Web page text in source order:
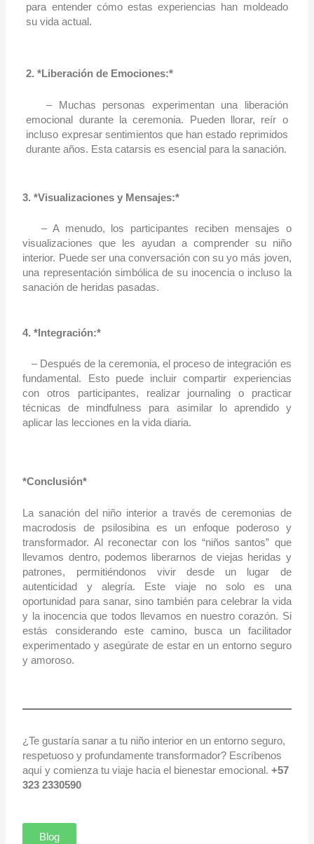
para entender cómo estas experiencias han moldeado
su vida actual.
2. *Liberación de Emociones:*
– Muchas personas experimentan una liberación
emocional durante la ceremonia. Pueden llorar, reír o
incluso expresar sentimientos que han estado reprimidos
durante años. Esta catarsis es esencial para la sanación.
3. *Visualizaciones y Mensajes:*
– A menudo, los participantes reciben mensajes o
visualizaciones que les ayudan a comprender su niño
interior. Puede ser una conversación con su yo más joven,
una representación simbólica de su inocencia o incluso la
sanación de heridas pasadas.
4. *Integración:*
– Después de la ceremonia, el proceso de integración es
fundamental. Esto puede incluir compartir experiencias
con otros participantes, realizar journaling o practicar
técnicas de mindfulness para asimilar lo aprendido y
aplicar las lecciones en la vida diaria.
*Conclusión*
La sanación del niño interior a través de ceremonias de
macrodosis de psilosibina es un enfoque poderoso y
transformador. Al reconectar con los “niños santos” que
llevamos dentro, podemos liberarnos de viejas heridas y
patrones, permitiéndonos vivir desde un lugar de
autenticidad y alegría. Este viaje no solo es una
oportunidad para sanar, sino también para celebrar la vida
y la inocencia que todos llevamos en nuestro corazón. Si
estás considerando este camino, busca un facilitador
experimentado y asegúrate de estar en un entorno seguro
y amoroso.
¿Te gustaría sanar a tu niño interior en un entorno seguro,
respetuoso y profundamente transformador? Escríbenos
aquí y comienza tu viaje hacia el bienestar emocional.+57
323 2330590
Blog